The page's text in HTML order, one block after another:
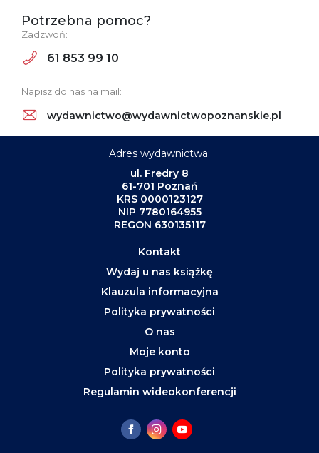
Potrzebna pomoc?
Zadzwoń:
61 853 99 10
Napisz do nas na mail:
wydawnictwo@wydawnictwopoznanskie.pl
Adres wydawnictwa:
ul. Fredry 8
61-701 Poznań
KRS 0000123127
NIP 7780164955
REGON 630135117
Kontakt
Wydaj u nas książkę
Klauzula informacyjna
Polityka prywatności
O nas
Moje konto
Polityka prywatności
Regulamin wideokonferencji